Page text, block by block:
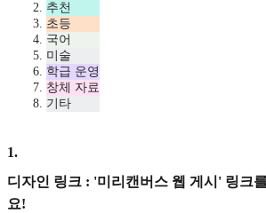
추천
초등
국어
미술
학급 운영
창체 자료
기타
1.
디자인 링크 : '미리캔버스 웹 게시' 링크
요!